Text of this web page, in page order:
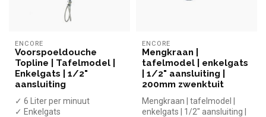
ENCORE
Voorspoeldouche
Topline | Tafelmodel |
Enkelgats | 1/2"
aansluiting
✓ 6 Liter per minuut
✓ Enkelgats
ENCORE
Mengkraan |
tafelmodel | enkelgats
| 1/2" aansluiting |
200mm zwenktuit
Mengkraan | tafelmodel |
enkelgats | 1/2" aansluiting |